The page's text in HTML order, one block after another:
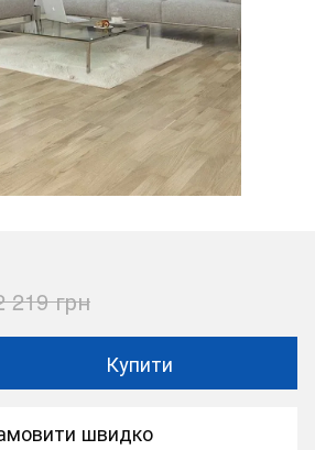
219 грн
Купити
швидко